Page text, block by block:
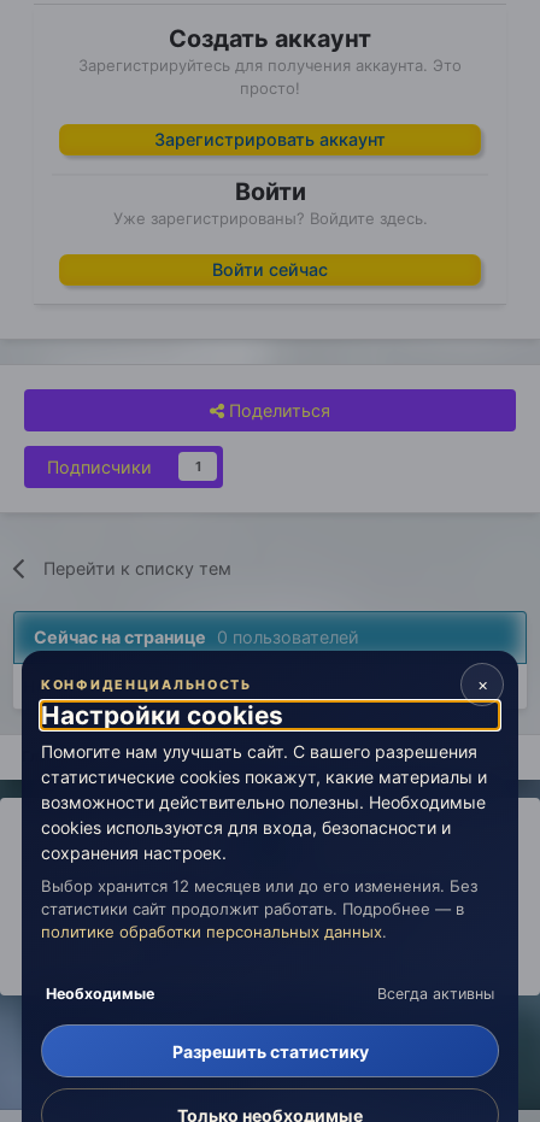
Создать аккаунт
Зарегистрируйтесь для получения аккаунта. Это
просто!
Зарегистрировать аккаунт
Войти
Уже зарегистрированы? Войдите здесь.
Войти сейчас
Поделиться
Подписчики 1
Перейти к списку тем
Сейчас на странице 0 пользователей
Нет пользователей, просматривающих эту страницу.
Главная Вселенная Живой Эзотерики Наука и эзотерика
IPS ThemebyIPSFocus
Политика конфиденциальности
Обратная связь
Настройки cookies
copyright © 2026 Живая Эзотерика
×
КОНФИДЕНЦИАЛЬНОСТЬ
Настройки cookies
Помогите нам улучшать сайт. С вашего разрешения
статистические cookies покажут, какие материалы и
возможности действительно полезны. Необходимые
cookies используются для входа, безопасности и
сохранения настроек.
Выбор хранится 12 месяцев или до его изменения. Без
статистики сайт продолжит работать. Подробнее — в
политике обработки персональных данных.
Необходимые Всегда активны
Разрешить статистику
Только необходимые